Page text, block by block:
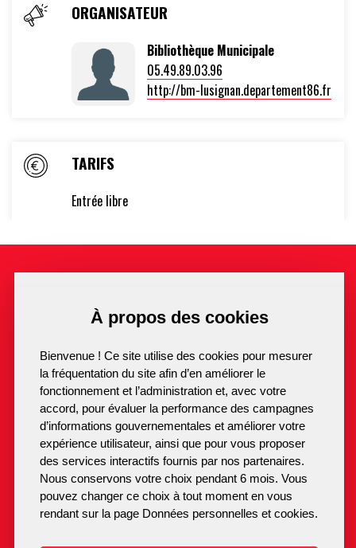
À propos des cookies
Bienvenue ! Ce site utilise des cookies pour mesurer
la fréquentation du site afin d’en améliorer le
fonctionnement et l’administration et, avec votre
accord, pour évaluer la performance des campagnes
d’informations gouvernementales et améliorer votre
expérience utilisateur, ainsi que pour vous proposer
des services interactifs fournis par nos partenaires.
Nous conservons votre choix pendant 6 mois. Vous
pouvez changer ce choix à tout moment en vous
rendant sur la page Données personnelles et cookies.
ÉCONOMIE
LES ARTISANS ET COMMERÇANTS
FOIRES ET MARCHÉS
LES ASSOCIATIONS
ÉQUIPEMENTS SPORTIFS
TOURISME
CAMPING MUNICIPAL DE VAUCHIRON **
BUREAU D’INFORMATION TOURISTIQUE
GRAND PARC
HÉBERGEMENT ET RESTAURATION
LABELS ET JUMELAGES
GRANDS ÉVÈNEMENTS
FÊTE MÉDIÉVALE
ORGANISATEUR
Bibliothèque Municipale
05.49.89.03.96
http://bm-lusignan.departement86.fr
TARIFS
Entrée libre
Suivez-nous
Mairie de Lusignan
2 Place du 8 Mai 1945
86600 Lusignan
05 49 43 31 48
Contact